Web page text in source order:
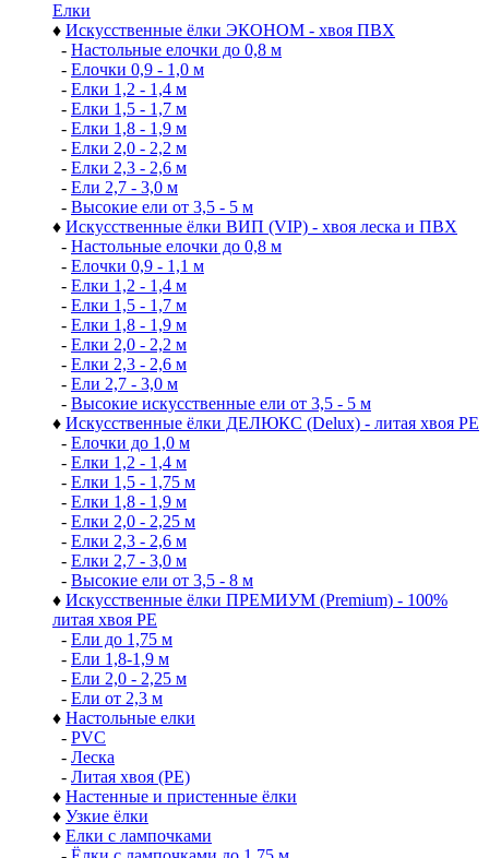
Елки
♦ Искусственные ёлки ЭКОНОМ - хвоя ПВХ
- Настольные елочки до 0,8 м
- Елочки 0,9 - 1,0 м
- Елки 1,2 - 1,4 м
- Елки 1,5 - 1,7 м
- Елки 1,8 - 1,9 м
- Елки 2,0 - 2,2 м
- Елки 2,3 - 2,6 м
- Ели 2,7 - 3,0 м
- Высокие ели от 3,5 - 5 м
♦ Искусственные ёлки ВИП (VIP) - хвоя леска и ПВХ
- Настольные елочки до 0,8 м
- Елочки 0,9 - 1,1 м
- Елки 1,2 - 1,4 м
- Елки 1,5 - 1,7 м
- Елки 1,8 - 1,9 м
- Елки 2,0 - 2,2 м
- Елки 2,3 - 2,6 м
- Ели 2,7 - 3,0 м
- Высокие искусственные ели от 3,5 - 5 м
♦ Искусственные ёлки ДЕЛЮКС (Delux) - литая хвоя РЕ
- Елочки до 1,0 м
- Елки 1,2 - 1,4 м
- Елки 1,5 - 1,75 м
- Елки 1,8 - 1,9 м
- Елки 2,0 - 2,25 м
- Елки 2,3 - 2,6 м
- Елки 2,7 - 3,0 м
- Высокие ели от 3,5 - 8 м
♦ Искусственные ёлки ПРЕМИУМ (Premium) - 100%
литая хвоя РЕ
- Ели до 1,75 м
- Ели 1,8-1,9 м
- Ели 2,0 - 2,25 м
- Ели от 2,3 м
♦ Настольные елки
- PVC
- Леска
- Литая хвоя (РЕ)
♦ Настенные и пристенные ёлки
♦ Узкие ёлки
♦ Елки с лампочками